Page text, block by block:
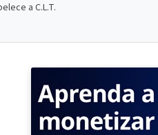
a C.L.T.